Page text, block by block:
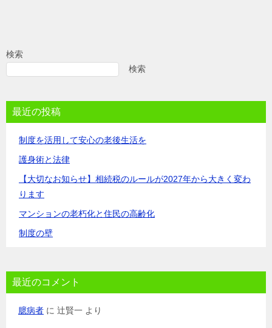
検索
検索
最近の投稿
制度を活用して安心の老後生活を
護身術と法律
【大切なお知らせ】相続税のルールが2027年から大きく変わ
ります
マンションの老朽化と住民の高齢化
制度の壁
最近のコメント
臆病者 に 辻賢一 より